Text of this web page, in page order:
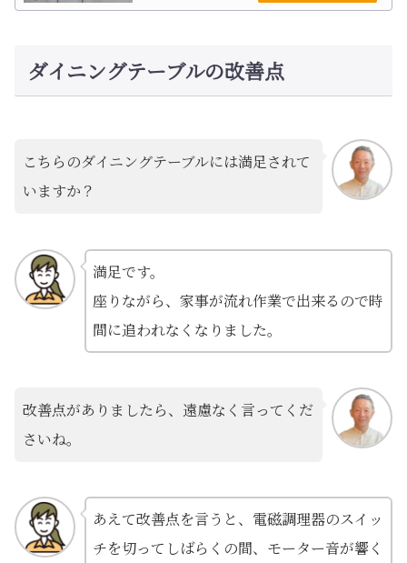
ダイニングテーブルの改善点
こちらのダイニングテーブルには満足されて
いますか？
満足です。
座りながら、家事が流れ作業で出来るので時
間に追われなくなりました。
改善点がありましたら、遠慮なく言ってくだ
さいね。
あえて改善点を言うと、電磁調理器のスイッ
チを切ってしばらくの間、モーター音が響く